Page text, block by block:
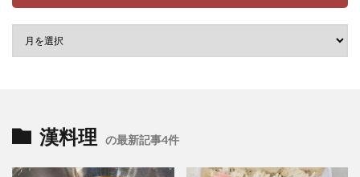
漢料理 の最新記事4件